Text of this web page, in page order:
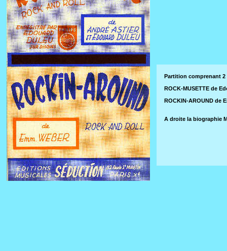
Partition comprenant 2
ROCK-MUSETTE de
ROCKIN-AROUND de
A droite la biographie